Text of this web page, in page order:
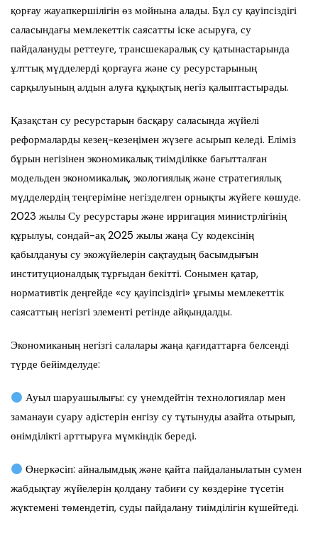
қорғау жауапкершілігін өз мойнына алады. Бұл су қауіпсіздігі
саласындағы мемлекеттік саясатты іске асыруға, су
пайдалануды реттеуге, трансшекаралық су қатынастарында
ұлттық мүдделерді қорғауға және су ресурстарының
сарқылуының алдын алуға құқықтық негіз қалыптастырады.
Қазақстан су ресурстарын басқару саласында жүйелі
реформаларды кезең-кезеңімен жүзеге асырып келеді. Еліміз
бұрын негізінен экономикалық тиімділікке бағытталған
модельден экономикалық, экологиялық және стратегиялық
мүдделердің теңгеріміне негізделген орнықты жүйеге көшуде.
2023 жылы Су ресурстары және ирригация министрлігінің
құрылуы, сондай-ақ 2025 жылы жаңа Су кодексінің
қабылдануы су экожүйелерін сақтаудың басымдығын
институционалдық тұрғыдан бекітті. Сонымен қатар,
нормативтік деңгейде «су қауіпсіздігі» ұғымы мемлекеттік
саясаттың негізгі элементі ретінде айқындалды.
Экономиканың негізгі салалары жаңа қағидаттарға белсенді
түрде бейімделуде:
Ауыл шаруашылығы: су үнемдейтін технологиялар мен
заманауи суару әдістерін енгізу су тұтынуды азайта отырып,
өнімділікті арттыруға мүмкіндік береді.
Өнеркәсіп: айналымдық және қайта пайдаланылатын сумен
жабдықтау жүйелерін қолдану табиғи су көздеріне түсетін
жүктемені төмендетіп, суды пайдалану тиімділігін күшейтеді.